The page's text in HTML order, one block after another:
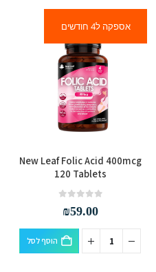
אספקה ל4 חודשים
New Leaf Folic Acid 400mcg
120 Tablets
₪59.00
הוסף לסל